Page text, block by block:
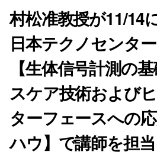
村松准教授が11/14
日本テクノセンタ
【生体信号計測の
スケア技術および
ターフェースへの
ハウ】で講師を担